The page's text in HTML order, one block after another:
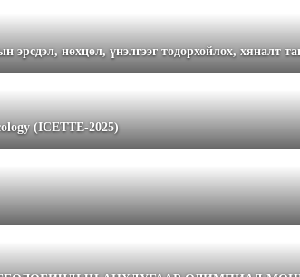
эрсдэл, нөхцөл, үнэлгээг тодорхойлох, хяналт
(ICETTE‑2025)